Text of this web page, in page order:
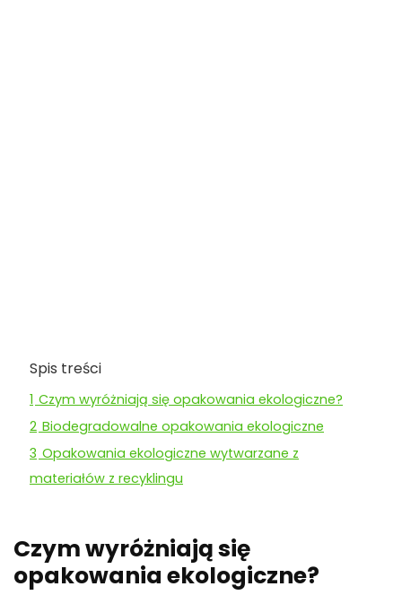
Spis treści
1 Czym wyróżniają się opakowania ekologiczne?
2 Biodegradowalne opakowania ekologiczne
3 Opakowania ekologiczne wytwarzane z
materiałów z recyklingu
Czym wyróżniają się
opakowania ekologiczne?